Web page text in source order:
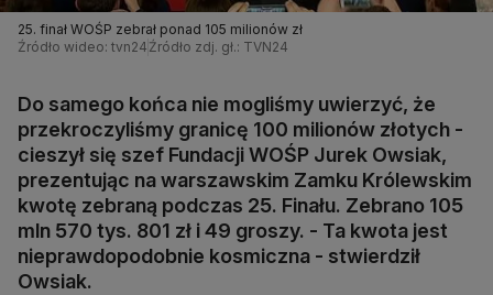
25. finał WOŚP zebrał ponad 105 milionów zł
Źródło wideo: tvn24 Źródło zdj. gł.: TVN24
Do samego końca nie mogliśmy uwierzyć, że
przekroczyliśmy granicę 100 milionów złotych -
cieszył się szef Fundacji WOŚP Jurek Owsiak,
prezentując na warszawskim Zamku Królewskim
kwotę zebraną podczas 25. Finału. Zebrano 105
mln 570 tys. 801 zł i 49 groszy. - Ta kwota jest
nieprawdopodobnie kosmiczna - stwierdził
Owsiak.